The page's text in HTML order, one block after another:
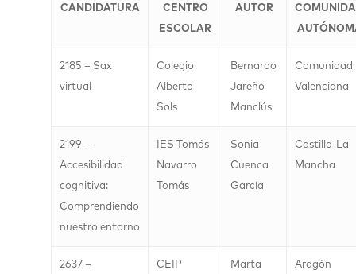
CANDIDATURA
CENTRO
ESCOLAR
AUTOR
2185 – Sax
virtual
Colegio
Alberto
Sols
Bernardo
Jareño
Manclús
Comunidad
Valenciana
2199 –
Accesibilidad
cognitiva:
Comprendiendo
nuestro entorno
IES Tomás
Navarro
Tomás
Sonia
Cuenca
García
Castilla-La
Mancha
2637 –
CEIP
Marta
Aragón